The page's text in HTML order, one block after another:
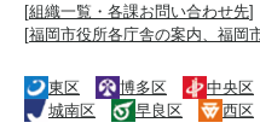
[組織一覧・各課お問い合わせ先]
[福岡市役所各庁舎の案内、福岡
東区 博多区 中央区
城南区
早良区 西区